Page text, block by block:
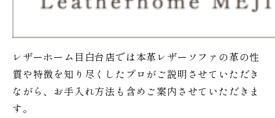
レザーホーム目白台店では本革レザーソファの革の性
質や特徴を知り尽くしたプロがご説明させていただき
ながら、お手入れ方法も含めご案内させていただきま
す。